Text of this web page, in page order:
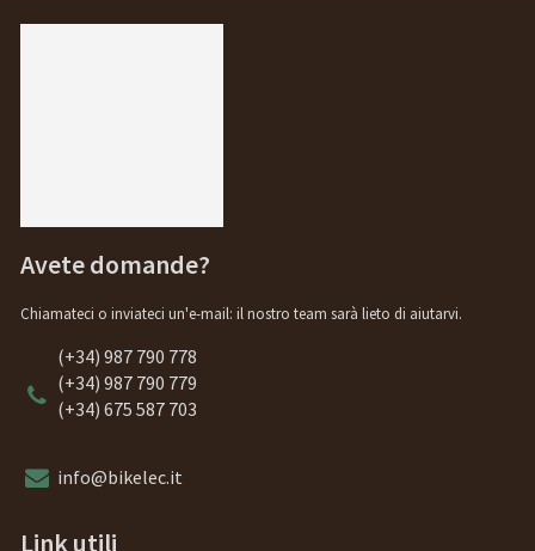
Avete domande?
Chiamateci o inviateci un'e-mail: il nostro team sarà lieto di aiutarvi.
(+34) 987 790 778
(+34) 987 790 779
(+34) 675 587 703
info@bikelec.it
Link utili